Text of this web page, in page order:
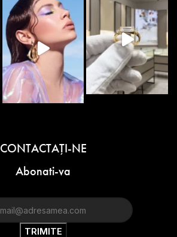
CONTACTAŢI-NE
Abonati-va